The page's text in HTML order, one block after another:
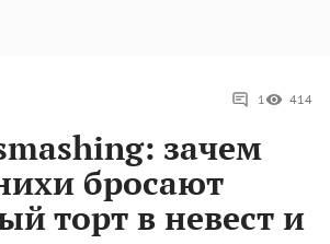
1 414
зачем
бросают
торт в невест и